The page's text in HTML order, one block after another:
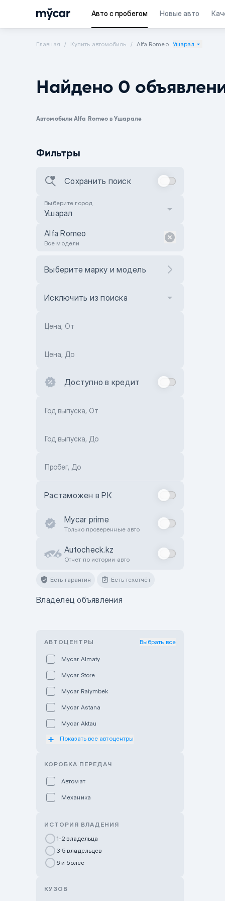
Авто с пробегом Новые авто
Главная Купить автомобиль Alfa Romeo Ушарал
Найдено 0
Автомобили Alfa Romeo в Ушарале
Фильтры
Сохранить поиск
Выберите город
Ушарал
Alfa Romeo
Все модели
Выберите марку и модель
Исключить из поиска
Цена, От
Цена, До
Доступно в кредит
Год выпуска, От
Год выпуска, До
Пробег, До
Растаможен в РК
Mycar prime
Только проверенные авто
Autocheck.kz
Отчет по истории авто
Есть гарантия Есть техотчёт
Владелец объявления
АВТОЦЕНТРЫ Выбрать все
Mycar Almaty
Mycar Store
Mycar Raiymbek
Mycar Astana
Mycar Aktau
Mycar Uralsk
GWM Nurly Zhol
Chery Astana
Показать все автоцентры
КОРОБКА ПЕРЕДАЧ
Автомат
Механика
ИСТОРИЯ ВЛАДЕНИЯ
1-2 владельца
3-5 владельцев
6 и более
КУЗОВ